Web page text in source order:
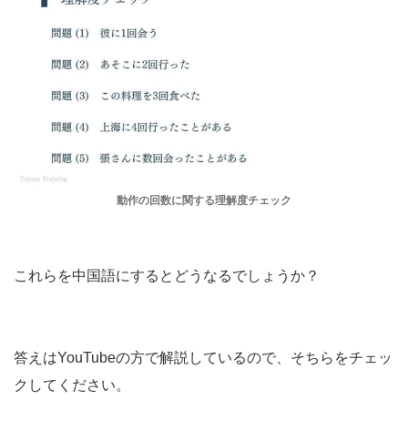
動作の回数に関する理解度チェック
これらを中国語にするとどうなるでしょうか？
答えはYouTubeの方で解説しているので、そちらをチェッ
クしてください。